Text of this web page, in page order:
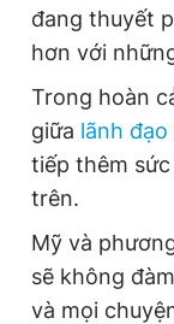
đang thuyết
hơn với
Trong hoàn
giữa lãnh
tiếp thêm
trên.
Mỹ và
sẽ không
và mọi